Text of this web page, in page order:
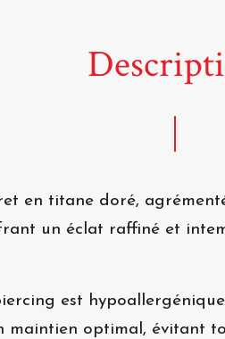
en titane doré,
un éclat raffiné et
est
optimal, évitant